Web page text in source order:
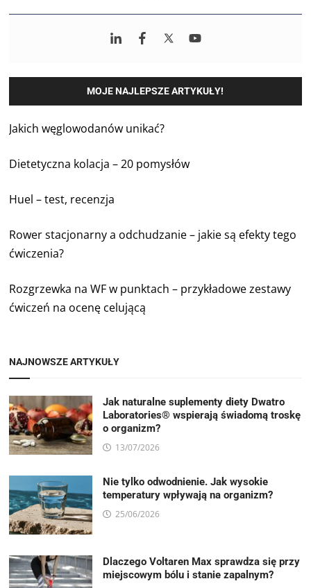
MOJE NAJLEPSZE ARTYKUŁY!
Jakich węglowodanów unikać?
Dietetyczna kolacja – 20 pomysłów
Huel – test, recenzja
Rower stacjonarny a odchudzanie – jakie są efekty tego
ćwiczenia?
Rozgrzewka na WF w punktach – przykładowe zestawy
ćwiczeń na ocenę celującą
NAJNOWSZE ARTYKUŁY
Jak naturalne suplementy diety Dwatro
Laboratories® wspierają świadomą troskę
o organizm?
13/07/2026
Nie tylko odwodnienie. Jak wysokie
temperatury wpływają na organizm?
25/06/2026
Dlaczego Voltaren Max sprawdza się przy
miejscowym bólu i stanie zapalnym?